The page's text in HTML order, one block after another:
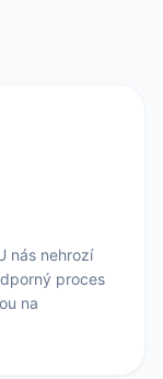
nás nehrozí
proces
na